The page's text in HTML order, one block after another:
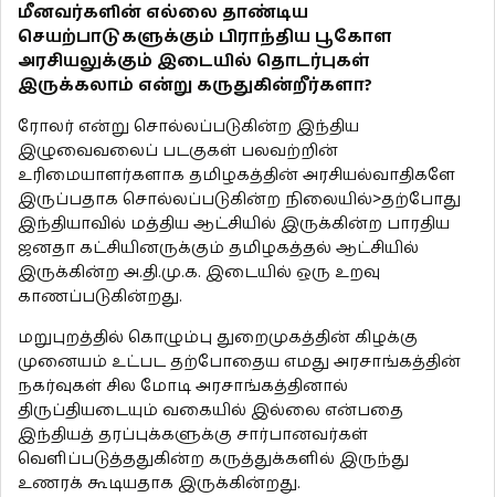
மீனவர்களின் எல்லை தாண்டிய
செயற்பாடுகளுக்கும் பிராந்திய பூகோள
அரசியலுக்கும் இடையில் தொடர்புகள்
இருக்கலாம் என்று கருதுகின்றீர்களா?
ரோலர் என்று சொல்லப்படுகின்ற இந்திய
இழுவைவலைப் படகுகள் பலவற்றின்
உரிமையாளர்களாக தமிழகத்தின் அரசியல்வாதிகளே
இருப்பதாக சொல்லப்படுகின்ற நிலையில்>தற்போது
இந்தியாவில் மத்திய ஆட்சியில் இருக்கின்ற பாரதிய
ஜனதா கட்சியினருக்கும் தமிழகத்தல் ஆட்சியில்
இருக்கின்ற அ.தி.மு.க. இடையில் ஒரு உறவு
காணப்படுகின்றது.
மறுபுறத்தில் கொழும்பு துறைமுகத்தின் கிழக்கு
முனையம் உட்பட தற்போதைய எமது அரசாங்கத்தின்
நகர்வுகள் சில மோடி அரசாங்கத்தினால்
திருப்தியடையும் வகையில் இல்லை என்பதை
இந்தியத் தரப்புக்களுக்கு சார்பானவர்கள்
வெளிப்படுத்ததுகின்ற கருத்துக்களில் இருந்து
உணரக் கூடியதாக இருக்கின்றது.